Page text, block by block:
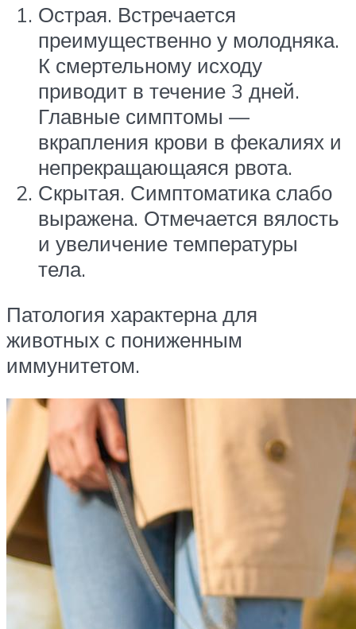
Острая. Встречается
преимущественно у молодняка.
К смертельному исходу
приводит в течение 3 дней.
Главные симптомы —
вкрапления крови в фекалиях и
непрекращающаяся рвота.
Скрытая. Симптоматика слабо
выражена. Отмечается вялость
и увеличение температуры
тела.
Патология характерна для
животных с пониженным
иммунитетом.